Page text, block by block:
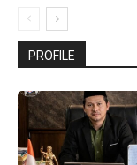
PROFILE